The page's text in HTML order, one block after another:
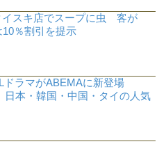
イスキ店でスープに虫 客が
％割引を提示
ドラマがABEMAに新登場
日本・韓国・中国・タイの人気